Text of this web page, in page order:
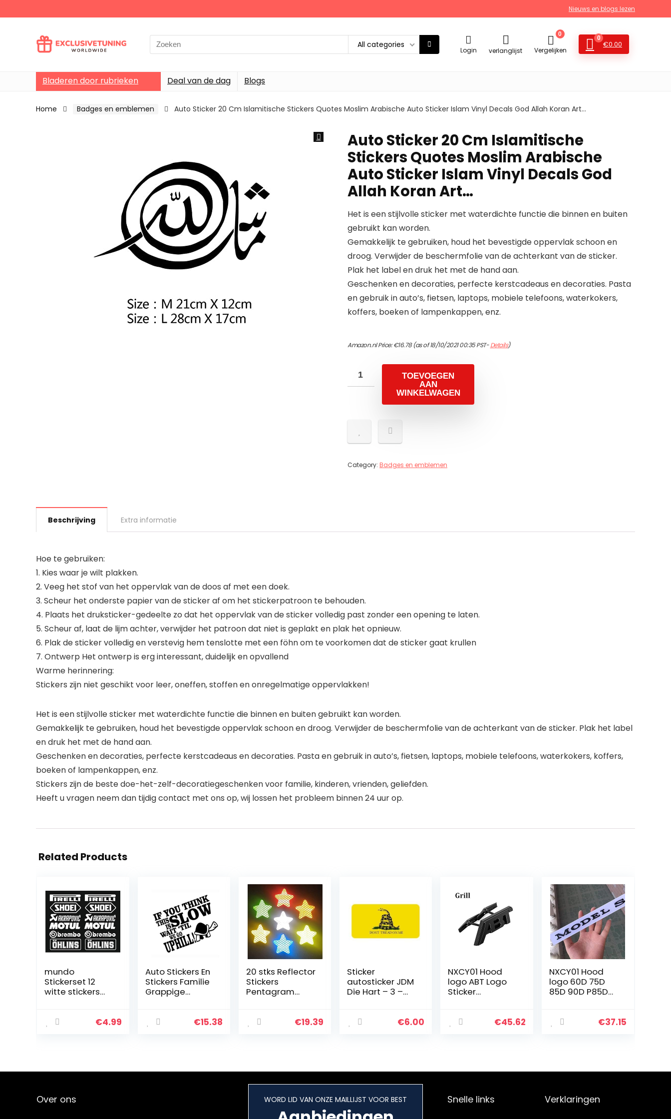
Nieuws en blogs lezen
Search
for:
All categories
Login verlanglijst
0
Vergelijken
0
€0.00
Bladeren door rubrieken Deal van de dag Blogs
Home Badges en emblemen Auto Sticker 20 Cm Islamitische Stickers Quotes Moslim Arabische Auto Sticker Islam Vinyl Decals God Allah Koran Art…
Auto Sticker 20 Cm Islamitische
Stickers Quotes Moslim Arabische
Auto Sticker Islam Vinyl Decals God
Allah Koran Art…
Het is een stijlvolle sticker met waterdichte functie die binnen en buiten
gebruikt kan worden.
Gemakkelijk te gebruiken, houd het bevestigde oppervlak schoon en
droog. Verwijder de beschermfolie van de achterkant van de sticker.
Plak het label en druk het met de hand aan.
Geschenken en decoraties, perfecte kerstcadeaus en decoraties. Pasta
en gebruik in auto’s, fietsen, laptops, mobiele telefoons, waterkokers,
koffers, boeken of lampenkappen, enz.
Amazon.nl Price:€16.78(as of 18/10/2021 00:35 PST-Details)
TOEVOEGEN
AAN
WINKELWAGEN
Category: Badges en emblemen
Beschrijving Extra informatie
Hoe te gebruiken:
1. Kies waar je wilt plakken.
2. Veeg het stof van het oppervlak van de doos af met een doek.
3. Scheur het onderste papier van de sticker af om het stickerpatroon te behouden.
4. Plaats het druksticker-gedeelte zo dat het oppervlak van de sticker volledig past zonder een opening te laten.
5. Scheur af, laat de lijm achter, verwijder het patroon dat niet is geplakt en plak het opnieuw.
6. Plak de sticker volledig en verstevig hem tenslotte met een föhn om te voorkomen dat de sticker gaat krullen
7. Ontwerp Het ontwerp is erg interessant, duidelijk en opvallend
Warme herinnering:
Stickers zijn niet geschikt voor leer, oneffen, stoffen en onregelmatige oppervlakken!
Het is een stijlvolle sticker met waterdichte functie die binnen en buiten gebruikt kan worden.
Gemakkelijk te gebruiken, houd het bevestigde oppervlak schoon en droog. Verwijder de beschermfolie van de achterkant van de sticker. Plak het label
en druk het met de hand aan.
Geschenken en decoraties, perfecte kerstcadeaus en decoraties. Pasta en gebruik in auto’s, fietsen, laptops, mobiele telefoons, waterkokers, koffers,
boeken of lampenkappen, enz.
Stickers zijn de beste doe-het-zelf-decoratiegeschenken voor familie, kinderen, vrienden, geliefden.
Heeft u vragen neem dan tijdig contact met ons op, wij lossen het probleem binnen 24 uur op.
Related Products
mundo
Stickerset 12
witte stickers
auto, motorfiets,
€4.99
Auto Stickers En
Stickers Familie
Grappige
Denkt Dat Dit
€15.38
20 stks Reflector
Stickers
Pentagram
rook Tape Auto
€19.39
Sticker
autosticker JDM
Die Hart – 3 –
hard hat helmet
€6.00
NXCY01 Hood
logo ABT Logo
Sticker
Audi Skoda Seat
€45.62
NXCY01 Hood
logo 60D 75D
85D 90D P85D
MODEL S X
€37.15
Over ons WORD LID VAN ONZE MAILLIJST VOOR BEST Snelle links Verklaringen